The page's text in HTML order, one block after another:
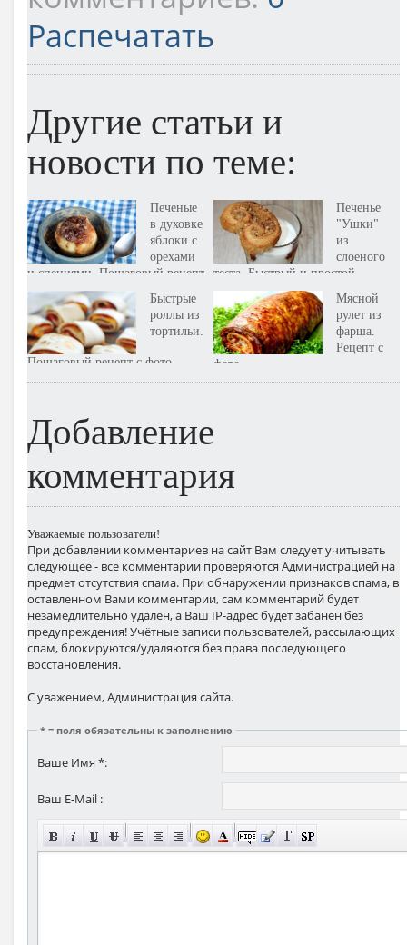
Распечатать
Другие статьи и
новости по теме:
Печеные
в духовке
яблоки с
орехами
и специями. Пошаговый рецепт
с фото
Печенье
"Ушки"
из
слоеного
теста. Быстрый и простой,
пошаговый рецепт с фото
Быстрые
роллы из
тортильи.
Пошаговый рецепт с фото
Мясной
рулет из
фарша.
Рецепт с
фото
Добавление
комментария
Уважаемые пользователи!
При добавлении комментариев на сайт Вам следует учитывать
следующее - все комментарии проверяются Администрацией на
предмет отсутствия спама. При обнаружении признаков спама, в
оставленном Вами комментарии, сам комментарий будет
незамедлительно удалён, а Ваш IP-адрес будет забанен без
предупреждения! Учётные записи пользователей, рассылающих
спам, блокируются/удаляются без права последующего
восстановления.
С уважением, Администрация сайта.
* = поля обязательны к заполнению
Ваше Имя *:
Ваш E-Mail :